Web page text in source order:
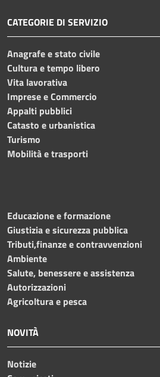
CATEGORIE DI SERVIZIO
Anagrafe e stato civile
Cultura e tempo libero
Vita lavorativa
Imprese e Commercio
Appalti pubblici
Catasto e urbanistica
Turismo
Mobilità e trasporti
Educazione e formazione
Giustizia e sicurezza pubblica
Tributi,finanze e contravvenzioni
Ambiente
Salute, benessere e assistenza
Autorizzazioni
Agricoltura e pesca
NOVITÀ
Notizie